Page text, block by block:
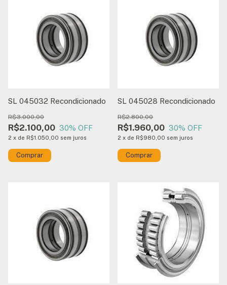
SL 045032 Recondicionado
R$2.100,00
R$3.000,00
30% OFF
2 x de R$1.050,00 sem juros
SL 045028 Recondicionado
R$1.960,00
R$2.800,00
30% OFF
2 x de R$980,00 sem juros